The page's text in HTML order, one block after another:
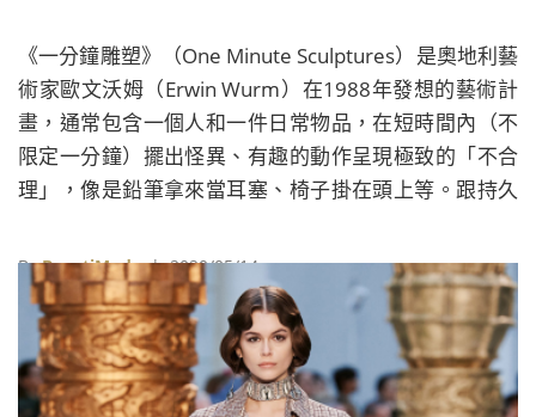
《一分鐘雕塑》（One Minute Sculptures）是奧地利藝
術家歐文沃姆（Erwin Wurm）在1988年發想的藝術計
畫，通常包含一個人和一件日常物品，在短時間內（不
限定一分鐘）擺出怪異、有趣的動作呈現極致的「不合
理」，像是鉛筆拿來當耳塞、椅子掛在頭上等。跟持久
因此讓雕塑魅力能更直接的傳遍全球。
ByBeautiMode| 2020/05/14